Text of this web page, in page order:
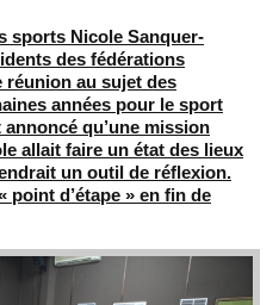
sports Nicole Sanquer-
des fédérations
réunion au sujet des
années pour le sport
qu’une mission
allait faire un état des lieux
un outil de réflexion.
point d’étape » en fin de